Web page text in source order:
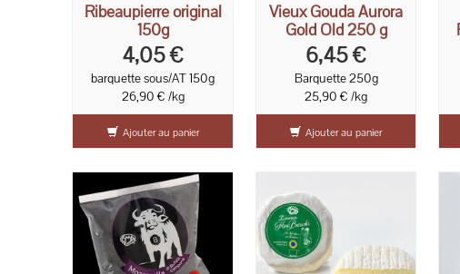
Ribeaupierre original
150g
4,05 €
barquette sous/AT 150g
26,90 € /kg
Ajouter au panier
Vieux Gouda Aurora
Gold Old 250 g
6,45 €
Barquette 250g
25,90 € /kg
Ajouter au panier